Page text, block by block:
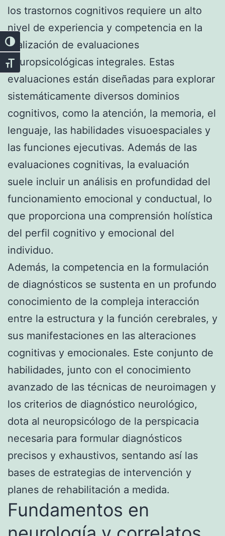
Alternar alto contraste
Alternar tamaño de letra
los trastornos cognitivos requiere un alto
nivel de experiencia y competencia en la
realización de evaluaciones
neuropsicológicas integrales. Estas
evaluaciones están diseñadas para explorar
sistemáticamente diversos dominios
cognitivos, como la atención, la memoria, el
lenguaje, las habilidades visuoespaciales y
las funciones ejecutivas. Además de las
evaluaciones cognitivas, la evaluación
suele incluir un análisis en profundidad del
funcionamiento emocional y conductual, lo
que proporciona una comprensión holística
del perfil cognitivo y emocional del
individuo.
Además, la competencia en la formulación
de diagnósticos se sustenta en un profundo
conocimiento de la compleja interacción
entre la estructura y la función cerebrales, y
sus manifestaciones en las alteraciones
cognitivas y emocionales. Este conjunto de
habilidades, junto con el conocimiento
avanzado de las técnicas de neuroimagen y
los criterios de diagnóstico neurológico,
dota al neuropsicólogo de la perspicacia
necesaria para formular diagnósticos
precisos y exhaustivos, sentando así las
bases de estrategias de intervención y
planes de rehabilitación a medida.
Fundamentos en